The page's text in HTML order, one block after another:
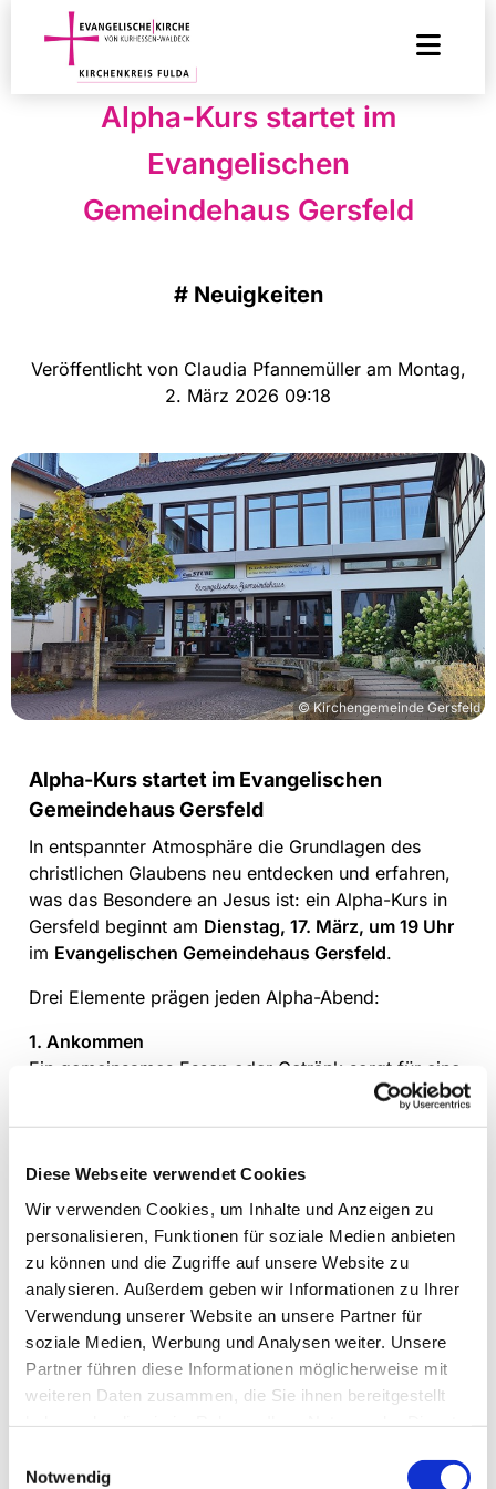
Diese Webseite verwendet Cookies
Wir verwenden Cookies, um Inhalte und Anzeigen zu
personalisieren, Funktionen für soziale Medien anbieten
zu können und die Zugriffe auf unsere Website zu
analysieren. Außerdem geben wir Informationen zu Ihrer
Verwendung unserer Website an unsere Partner für
soziale Medien, Werbung und Analysen weiter. Unsere
Partner führen diese Informationen möglicherweise mit
weiteren Daten zusammen, die Sie ihnen bereitgestellt
Notwendig
Alpha-Kurs startet im
Evangelischen
Gemeindehaus Gersfeld
# Neuigkeiten
Veröffentlicht von Claudia Pfannemüller am Montag,
2. März 2026 09:18
© Kirchengemeinde Gersfeld
Alpha-Kurs startet im Evangelischen
Gemeindehaus Gersfeld
In entspannter Atmosphäre die Grundlagen des
christlichen Glaubens neu entdecken und erfahren,
was das Besondere an Jesus ist: ein Alpha-Kurs in
Gersfeld beginnt am Dienstag, 17. März, um 19 Uhr
im Evangelischen Gemeindehaus Gersfeld.
Drei Elemente prägen jeden Alpha-Abend:
1. Ankommen
Ein gemeinsames Essen oder Getränk sorgt für eine
entspannte Atmosphäre und hilft beim Kennenlernen.
Ein kurzer Vortrag oder Videoclip greift zentrale
auf und regt zum Nachdenken an.
3. Gesprächszeit
In kleinen Gruppen können Gedanken, Zweifel und
Fragen offen geteilt werden. Es gibt nichts, was man
nicht sagen oder fragen darf.
Offene Einladung
religiösem Hintergrund oder Vorerfahrungen. Wer